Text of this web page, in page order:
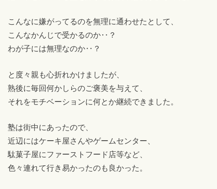
こんなに嫌がってるのを無理に通わせたとして、
こんなかんじで受かるのか‥？
わが子には無理なのか‥？
と度々親も心折れかけましたが、
熟後に毎回何かしらのご褒美を与えて、
それをモチベーションに何とか継続できました。
塾は街中にあったので、
近辺にはケーキ屋さんやゲームセンター、
駄菓子屋にファーストフード店等など、
色々連れて行き易かったのも良かった。